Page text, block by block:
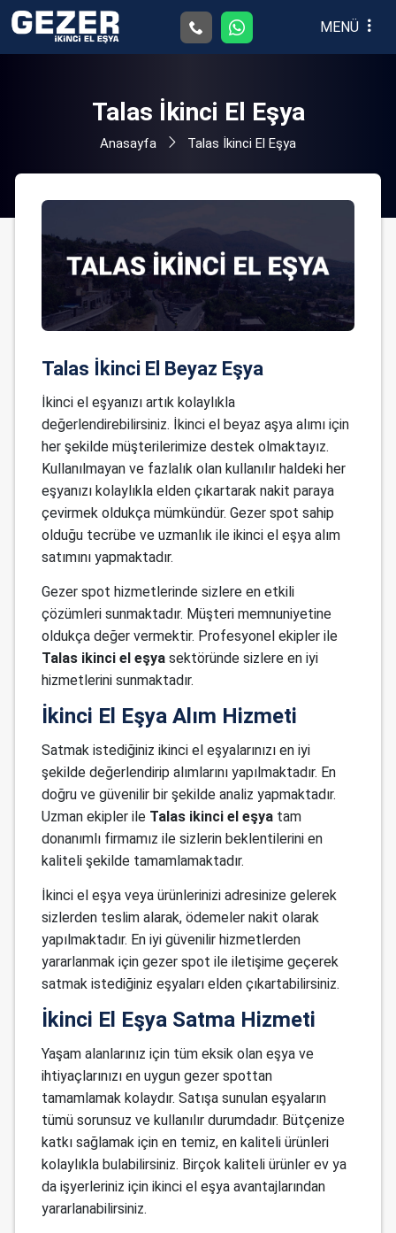
MENÜ
Talas İkinci El Eşya
Anasayfa Talas İkinci El Eşya
Talas İkinci El Beyaz Eşya
İkinci el eşyanızı artık kolaylıkla
değerlendirebilirsiniz. İkinci el beyaz aşya alımı için
her şekilde müşterilerimize destek olmaktayız.
Kullanılmayan ve fazlalık olan kullanılır haldeki her
eşyanızı kolaylıkla elden çıkartarak nakit paraya
çevirmek oldukça mümkündür. Gezer spot sahip
olduğu tecrübe ve uzmanlık ile ikinci el eşya alım
satımını yapmaktadır.
Gezer spot hizmetlerinde sizlere en etkili
çözümleri sunmaktadır. Müşteri memnuniyetine
oldukça değer vermektir. Profesyonel ekipler ile
Talas ikinci el eşyasektöründe sizlere en iyi
hizmetlerini sunmaktadır.
İkinci El Eşya Alım Hizmeti
Satmak istediğiniz ikinci el eşyalarınızı en iyi
şekilde değerlendirip alımlarını yapılmaktadır. En
doğru ve güvenilir bir şekilde analiz yapmaktadır.
Uzman ekipler ile Talas ikinci el eşyatam
donanımlı firmamız ile sizlerin beklentilerini en
kaliteli şekilde tamamlamaktadır.
İkinci el eşya veya ürünlerinizi adresinize gelerek
sizlerden teslim alarak, ödemeler nakit olarak
yapılmaktadır. En iyi güvenilir hizmetlerden
yararlanmak için gezer spot ile iletişime geçerek
satmak istediğiniz eşyaları elden çıkartabilirsiniz.
İkinci El Eşya Satma Hizmeti
Yaşam alanlarınız için tüm eksik olan eşya ve
ihtiyaçlarınızı en uygun gezer spottan
tamamlamak kolaydır. Satışa sunulan eşyaların
tümü sorunsuz ve kullanılır durumdadır. Bütçenize
katkı sağlamak için en temiz, en kaliteli ürünleri
kolaylıkla bulabilirsiniz. Birçok kaliteli ürünler ev ya
da işyerleriniz için ikinci el eşya avantajlarından
yararlanabilirsiniz.